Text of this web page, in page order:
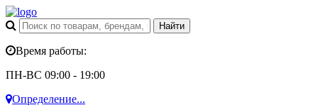
Время работы:
ПН-ВС 09:00 - 19:00
Определение...